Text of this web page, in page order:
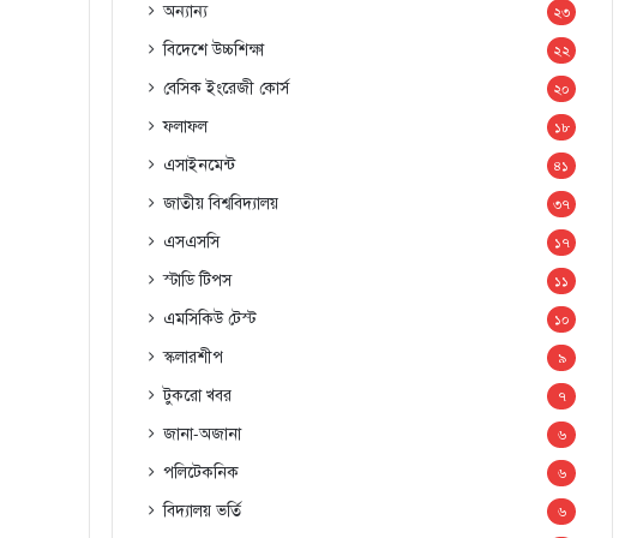
অন্যান্য ২৩
বিদেশে উচ্চশিক্ষা ২২
বেসিক ইংরেজী কোর্স ২০
ফলাফল ১৮
এসাইনমেন্ট ৪১
জাতীয় বিশ্ববিদ্যালয় ৩৭
এসএসসি ১৭
স্টাডি টিপস ১১
এমসিকিউ টেস্ট ১০
স্কলারশীপ ৯
টুকরো খবর ৭
জানা-অজানা ৬
পলিটেকনিক ৬
বিদ্যালয় ভর্তি ৬